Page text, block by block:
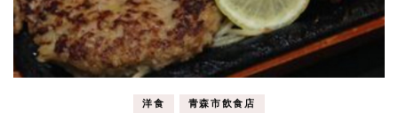
洋食 青森市飲食店